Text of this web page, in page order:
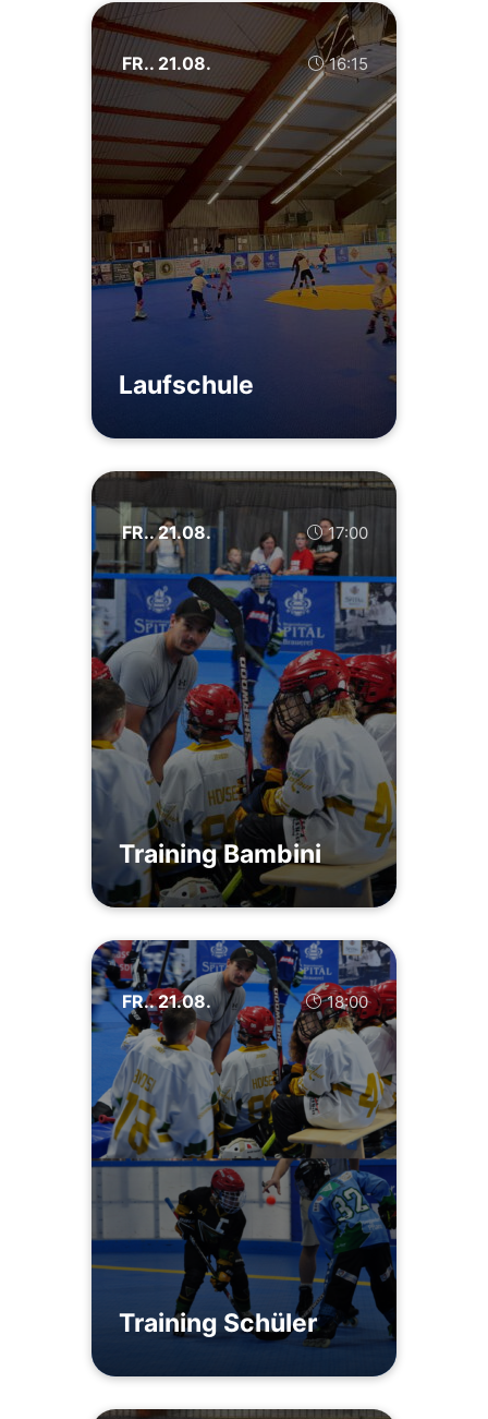
FR.. 21.08. 16:15
Laufschule
FR.. 21.08. 17:00
Training Bambini
FR.. 21.08. 18:00
Training Schüler